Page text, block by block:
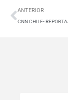
Ant
ANTERIOR